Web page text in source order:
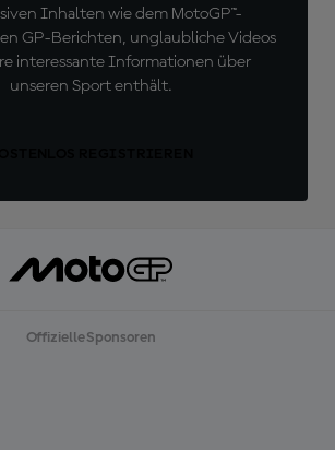
Inhalten wie dem MotoGP™-
GP-Berichten, unglaubliche Videos
interessante Informationen über
unseren Sport enthält.
Offizielle Sponsoren